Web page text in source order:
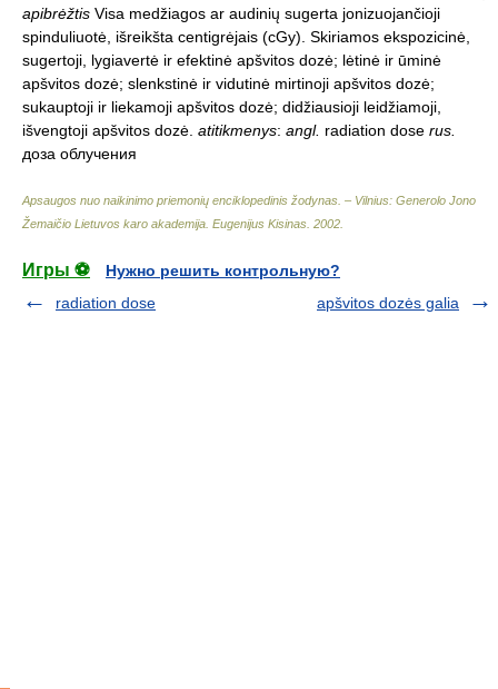
apibrėžtis Visa medžiagos ar audinių sugerta jonizuojančioji
spinduliuotė, išreikšta centigrėjais (cGy). Skiriamos ekspozicinė,
sugertoji, lygiavertė ir efektinė apšvitos dozė; lėtinė ir ūminė
apšvitos dozė; slenkstinė ir vidutinė mirtinoji apšvitos dozė;
sukauptoji ir liekamoji apšvitos dozė; didžiausioji leidžiamoji,
išvengtoji apšvitos dozė. atitikmenys: angl. radiation dose rus.
доза облучения
Apsaugos nuo naikinimo priemonių enciklopedinis žodynas. – Vilnius: Generolo Jono
Žemaičio Lietuvos karo akademija Eugenijus Kisinas 2002
Игры ⚽
Нужно решить контрольную?
radiation dose
apšvitos dozės galia